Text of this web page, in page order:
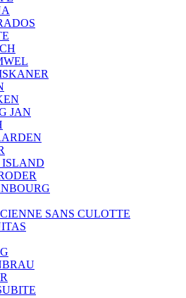
JAN
ISLAND
SANS CULOTTE